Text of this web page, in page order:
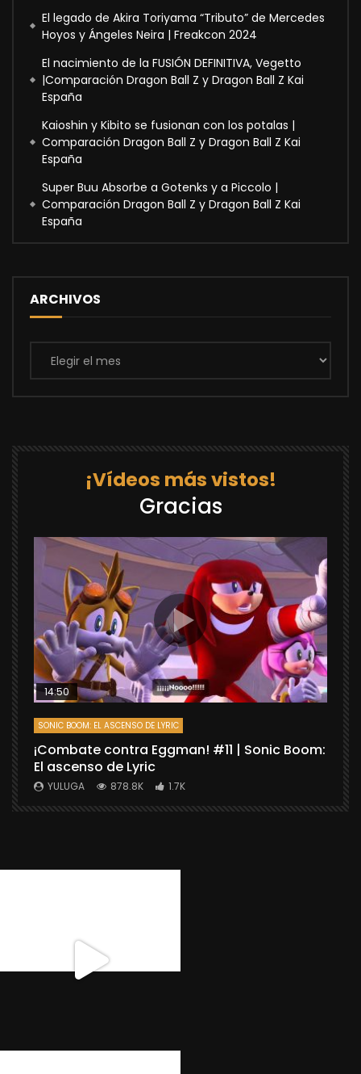
El legado de Akira Toriyama “Tributo” de Mercedes
Hoyos y Ángeles Neira | Freakcon 2024
El nacimiento de la FUSIÓN DEFINITIVA, Vegetto
|Comparación Dragon Ball Z y Dragon Ball Z Kai
España
Kaioshin y Kibito se fusionan con los potalas |
Comparación Dragon Ball Z y Dragon Ball Z Kai
España
Super Buu Absorbe a Gotenks y a Piccolo |
Comparación Dragon Ball Z y Dragon Ball Z Kai
España
ARCHIVOS
Archivos
¡Vídeos más vistos!
Gracias
14:50
SONIC BOOM: EL ASCENSO DE LYRIC
¡Combate contra Eggman! #11 | Sonic Boom:
El ascenso de Lyric
YULUGA 878.8K 1.7K